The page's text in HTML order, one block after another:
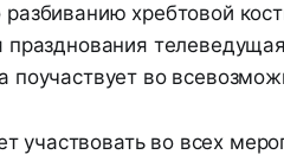
хребтовой
празднования
поучаствует во
участвовать во всех